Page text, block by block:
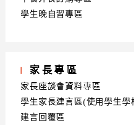
學生晚自習專區
家長專區
家長座談會資料專區
學生家長建言區(使用學生學
建言回覆區